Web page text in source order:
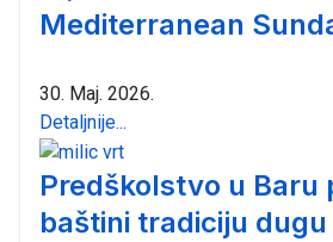
Mediterranean
30. Maj. 2026.
Detaljnije...
Predškolstvo u Baru
baštini tradiciju dugu